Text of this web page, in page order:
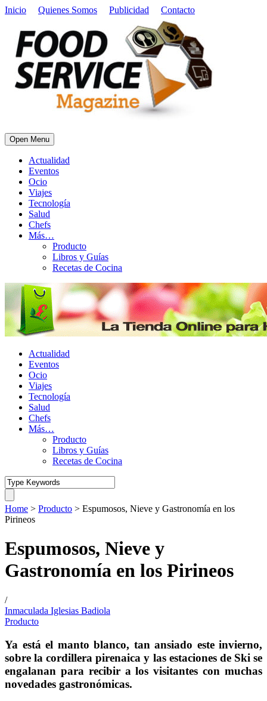
Inicio Quienes Somos Publicidad Contacto
Open Menu
Actualidad
Eventos
Ocio
Viajes
Tecnología
Salud
Chefs
Más…
Producto
Libros y Guías
Recetas de Cocina
Actualidad
Eventos
Ocio
Viajes
Tecnología
Salud
Chefs
Más…
Producto
Libros y Guías
Recetas de Cocina
Home > Producto > Espumosos, Nieve y Gastronomía en los
Pirineos
Espumosos, Nieve y
Gastronomía en los Pirineos
/
Inmaculada Iglesias Badiola
Producto
Ya está el manto blanco, tan ansiado este invierno,
sobre la cordillera pirenaica y las estaciones de Ski se
engalanan para recibir a los visitantes con muchas
novedades gastronómicas.